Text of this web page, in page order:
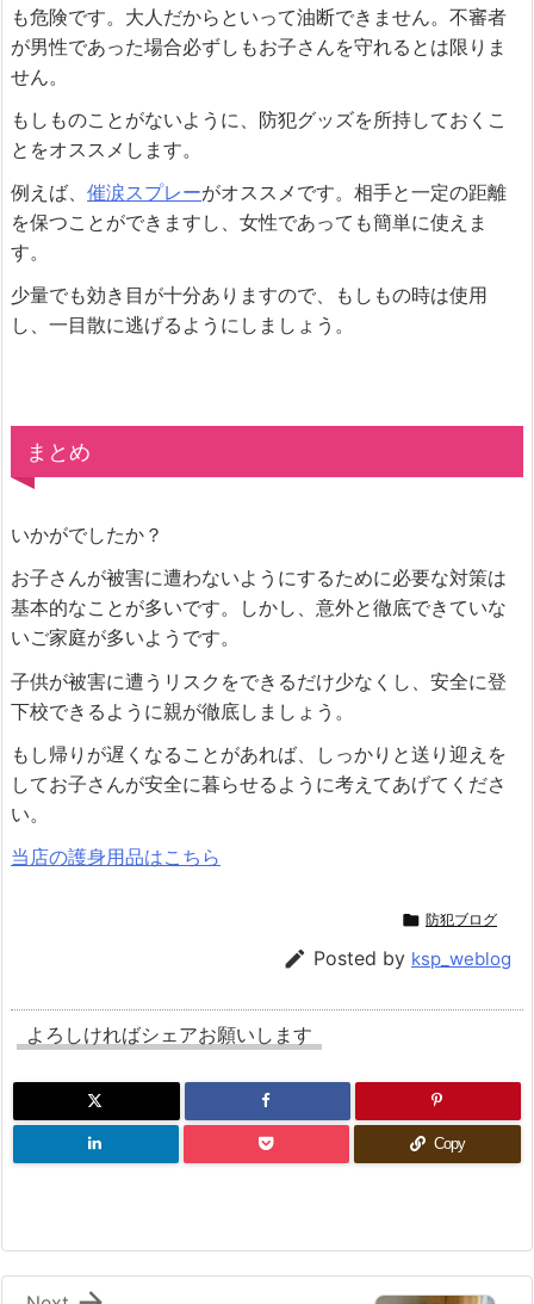
も危険です。大人だからといって油断できません。不審者
が男性であった場合必ずしもお子さんを守れるとは限りま
せん。
もしものことがないように、防犯グッズを所持しておくこ
とをオススメします。
例えば、 催涙スプレーがオススメです。相手と一定の距離
を保つことができますし、女性であっても簡単に使えま
す。
少量でも効き目が十分ありますので、もしもの時は使用
し、一目散に逃げるようにしましょう。
まとめ
いかがでしたか？
お子さんが被害に遭わないようにするために必要な対策は
基本的なことが多いです。しかし、意外と徹底できていな
いご家庭が多いようです。
子供が被害に遭うリスクをできるだけ少なくし、安全に登
下校できるように親が徹底しましょう。
もし帰りが遅くなることがあれば、しっかりと送り迎えを
してお子さんが安全に暮らせるように考えてあげてくださ
い。
当店の護身用品はこちら
 防犯ブログ
 Posted by ksp_weblog
よろしければシェアお願いします
Copy